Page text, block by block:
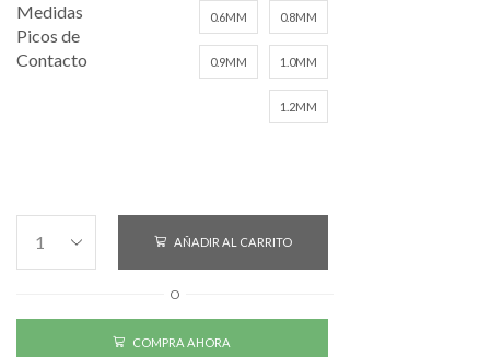
Medidas
Picos de
Contacto
0.6MM 0.8MM
0.9MM 1.0MM
1.2MM
AÑADIR AL CARRITO
O
COMPRA AHORA